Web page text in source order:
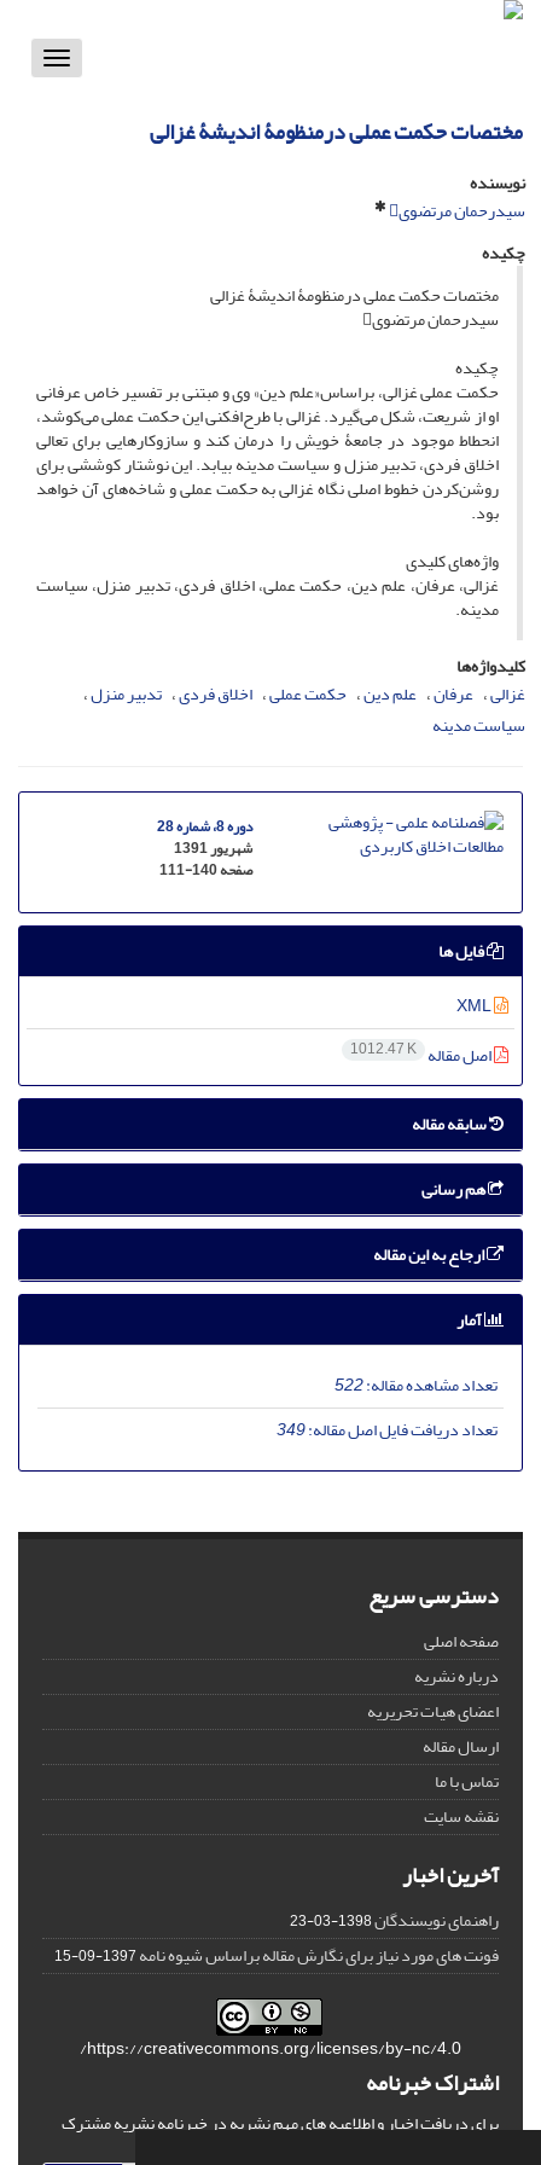
Toggle
مختصات حکمت عملی درمنظومۀ اندیشۀ غزالی
نویسنده
سیدرحمان مرتضوی
چکیده
مختصات حکمت عملی درمنظومۀ اندیشۀ غزالی
سیدرحمان مرتضوی
چکیده
حکمت عملی غزالی، براساس«علم دین» وی و مبتنی بر تفسیر خاص عرفانی
او از شریعت، شکل می‌گیرد. غزالی با طرح‌افکنی این حکمت عملی می‌کوشد،
انحطاط موجود در جامعۀ خویش را درمان کند و سازوکارهایی برای تعالی
اخلاق فردی، تدبیر منزل و سیاست مدینه بیابد. این نوشتار کوششی برای
روشن‌کردن خطوط اصلی نگاه غزالی به حکمت عملی و شاخه‌های آن خواهد
بود.
واژه‌های کلیدی
غزالی، عرفان، علم دین، حکمت عملی، اخلاق فردی، تدبیر منزل، سیاست
مدینه.
کلیدواژه‌ها
غزالی عرفان علم دین حکمت عملی اخلاق فردی تدبیر منزل
سیاست مدینه
دوره 8، شماره 28
شهریور 1391
صفحه111-140
فایل ها
اصل مقاله 1012.47 K
سابقه مقاله
هم رسانی
ارجاع به این مقاله
آمار
تعداد مشاهده مقاله:522
تعداد دریافت فایل اصل مقاله:349
دسترسی سریع
صفحه اصلی
درباره نشریه
اعضای هیات تحریریه
ارسال مقاله
تماس با ما
نقشه سایت
آخرین اخبار
راهنمای نویسندگان1398-03-23
فونت های مورد نیاز برای نگارش مقاله براساس شیوه نامه1397-09-15
https://creativecommons.org/licenses/by-nc/4.0/
اشتراک خبرنامه
برای دریافت اخبار و اطلاعیه های مهم نشریه در خبرنامه نشریه مشترک